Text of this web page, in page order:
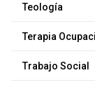
Teología
Terapia
Trabajo Social